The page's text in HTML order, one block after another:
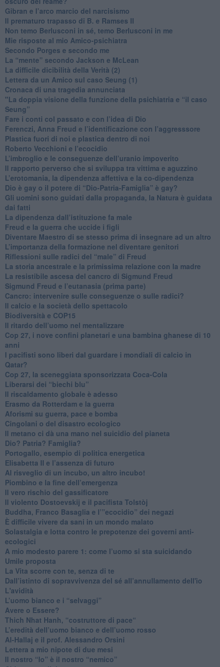
​Gibran e l’arco marcio del narcisismo
​Il prematuro trapasso di B. e Ramses II
​Non temo Berlusconi in sé, temo Berlusconi in me
​Mie risposte al mio Amico-psichiatra
​Secondo Porges e secondo me
​La “mente” secondo Jackson e McLean
La difficile dicibilità della Verità (2)
​Lettera da un Amico sul caso Seung (1)
​Cronaca di una tragedia annunciata
"​La doppia visione della funzione della psichiatria e “il caso
Seung”
​Fare i conti col passato e con l’idea di Dio
​Ferenczi, Anna Freud e l’identificazione con l’aggresssore
Plastica fuori di noi e plastica dentro di noi
​Roberto Vecchioni e l’ecocidio
​L’imbroglio e le conseguenze dell’uranio impoverito
​Il rapporto perverso che si sviluppa tra vittima e aguzzino
L’erotomania, la dipendenza affettiva e la co-dipendenza
​Dio è gay o il potere di “Dio-Patria-Famiglia” è gay?
​Gli uomini sono guidati dalla propaganda, la Natura è guidata
dai fatti
La dipendenza dall’istituzione fa male
​Freud e la guerra che uccide i figli
​Diventare Maestro di se stesso prima di insegnare ad un altro
L’importanza della formazione nel diventare genitori
Riflessioni sulle radici del “male” di Freud
​La storia ancestrale e la primissima relazione con la madre
​La resistibile ascesa del cancro di Sigmund Freud
Sigmund Freud e l’eutanasia (prima parte)
Cancro: intervenire sulle conseguenze o sulle radici?
​Il calcio e la società dello spettacolo
Biodiversità e COP15
​Il ritardo dell’uomo nel mentalizzare
​Cop 27, i nove confini planetari e una bambina ghanese di 10
anni
​I pacifisti sono liberi dal guardare i mondiali di calcio in
Qatar?
​Cop 27, la sceneggiata sponsorizzata Coca-Cola
​Liberarsi dei “biechi blu”
Il riscaldamento globale è adesso
​Erasmo da Rotterdam e la guerra
​Aforismi su guerra, pace e bomba
Cingolani o del disastro ecologico
​Il metano ci dà una mano nel suicidio del pianeta
​Dio? Patria? Famiglia?
Portogallo, esempio di politica energetica
​Elisabetta II e l’assenza di futuro
Al risveglio di un incubo, un altro incubo!
​Piombino e la fine dell’emergenza
​Il vero rischio del gassificatore
​Il violento Dostoevskij e il pacifista Tolstòj
​Buddha, Franco Basaglia e l’”ecocidio” dei negazi
​È difficile vivere da sani in un mondo malato
Solastalgia e lotta contro le prepotenze dei governi anti-
ecologici
​A mio modesto parere 1: come l’uomo si sta suicidando
​Umile proposta
​La Vita scorre con te, senza di te
​Dall’istinto di sopravvivenza del sé all’annullamento dell'io
L'avidità
​L’uomo bianco e i “selvaggi”
​Avere o Essere?
​Thich Nhat Hanh, “costruttore di pace“
​L’eredità dell’uomo bianco e dell’uomo rosso
Al-Hallaj e il prof. Alessandro Orsini
​Lettera a mio nipote di due mesi
​Il nostro “Io” è il nostro “nemico”